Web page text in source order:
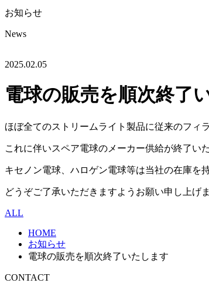
お知らせ
News
2025.02.05
電球の販売を順次終了
ほぼ全てのストリームライト製品に従来のフィ
これに伴いスペア電球のメーカー供給が終了い
キセノン電球、ハロゲン電球等は当社の在庫を
どうぞご了承いただきますようお願い申し上げま
ALL
HOME
お知らせ
電球の販売を順次終了いたします
CONTACT